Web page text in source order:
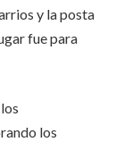
y la posta
fue para
los